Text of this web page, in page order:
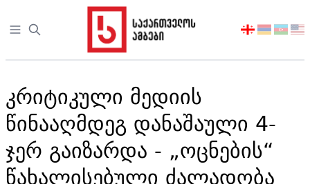
Open sidebar
აირჩიეთ
კრიტიკული მედიის
წინააღმდეგ დანაშაული 4-
ჯერ გაიზარდა - „ოცნების“
წახალისებული ძალადობა